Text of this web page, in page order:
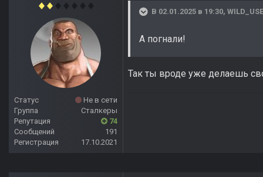
Статус
Не в сети
Группа
Сталкеры
Репутация
74
Сообщений
191
Регистрация
17.10.2021
В 02.01.2025 в 19:30,
А погнали!
Так ты вроде уже делаешь